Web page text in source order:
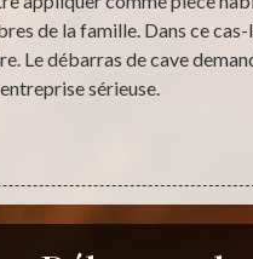
de la famille. Dans ce cas-
Le débarras de cave
sérieuse.